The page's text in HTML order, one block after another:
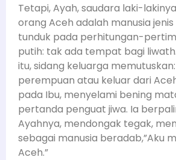
Tetapi, Ayah, saudara laki-
orang Aceh adalah manusia jenis
tunduk pada perhitungan-
putih: tak ada tempat bagi
itu, sidang keluarga
perempuan atau keluar dari
pada Ibu, menyelami bening
pertanda penguat jiwa. Ia
Ayahnya, mendongak tegak,
sebagai manusia beradab,”Aku
Aceh.”